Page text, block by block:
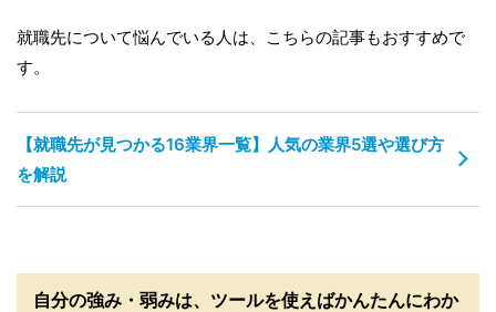
就職先について悩んでいる人は、こちらの記事もおすすめで
す。
【就職先が見つかる16業界一覧】人気の業界5選や選び方
を解説
自分の強み・弱みは、ツールを使えばかんたんにわか